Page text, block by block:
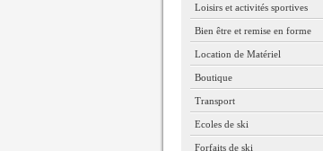
Loisirs et activités sportives
Bien être et remise en forme
Location de Matériel
Boutique
Transport
Ecoles de ski
Forfaits de ski